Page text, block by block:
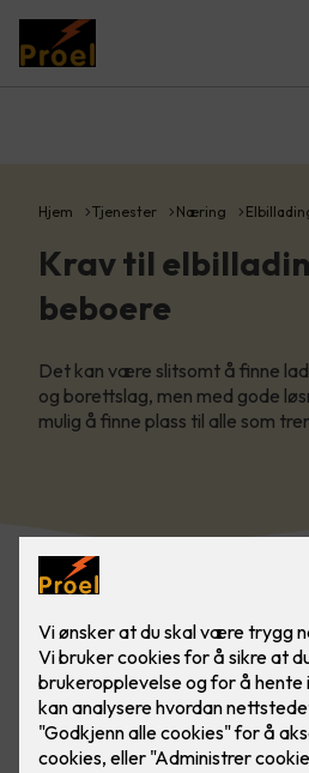
Hjem Tjenester Næring
Krav til
beboere
Det kan være slitsomt å finne
og borettslag, men med gode
mulig å finne plass til alle som